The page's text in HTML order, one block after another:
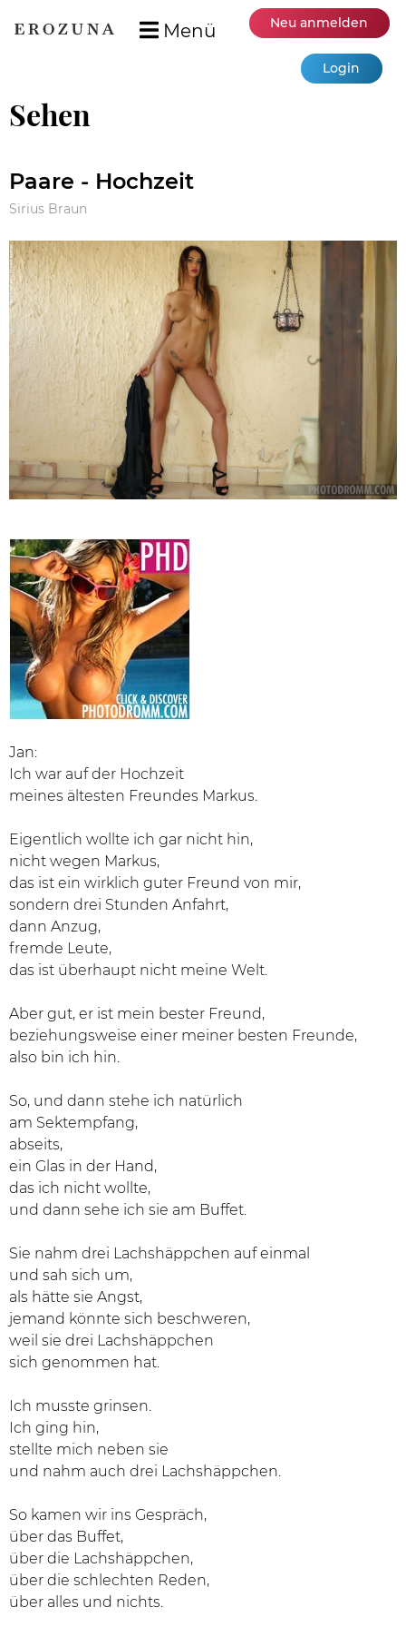
Menü Neu anmelden
Login
Sehen
Paare - Hochzeit
Sirius Braun
Jan:
Ich war auf der Hochzeit
meines ältesten Freundes Markus.
Eigentlich wollte ich gar nicht hin,
nicht wegen Markus,
das ist ein wirklich guter Freund von mir,
sondern drei Stunden Anfahrt,
dann Anzug,
fremde Leute,
das ist überhaupt nicht meine Welt.
Aber gut, er ist mein bester Freund,
beziehungsweise einer meiner besten Freunde,
also bin ich hin.
So, und dann stehe ich natürlich
am Sektempfang,
abseits,
ein Glas in der Hand,
das ich nicht wollte,
und dann sehe ich sie am Buffet.
Sie nahm drei Lachshäppchen auf einmal
und sah sich um,
als hätte sie Angst,
jemand könnte sich beschweren,
weil sie drei Lachshäppchen
sich genommen hat.
Ich musste grinsen.
Ich ging hin,
stellte mich neben sie
und nahm auch drei Lachshäppchen.
So kamen wir ins Gespräch,
über das Buffet,
über die Lachshäppchen,
über die schlechten Reden,
über alles und nichts.